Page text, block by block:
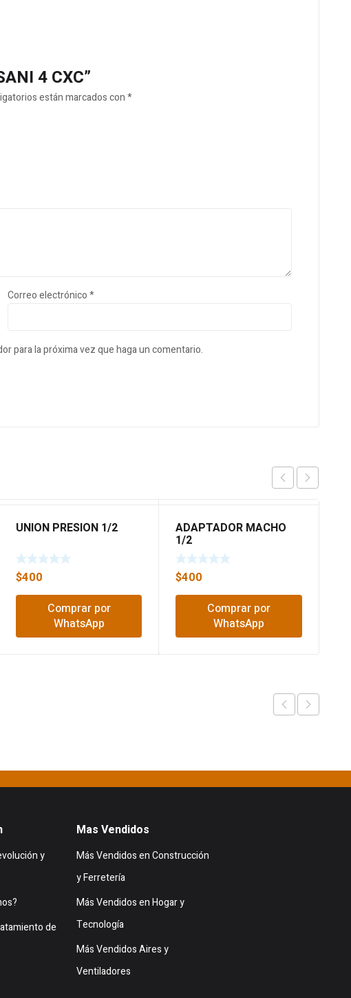
4 CXC”
están marcados con*
Correo electrónico*
para la próxima vez que haga un comentario.
UNION PRESION 1/2
$400
Comprar por
WhatsApp
ADAPTADOR MACHO
1/2
$400
Comprar por
WhatsApp
y
de
Mas Vendidos
Más Vendidos en Construcción
y Ferretería
Más Vendidos en Hogar y
Tecnología
Más Vendidos Aires y
Ventiladores